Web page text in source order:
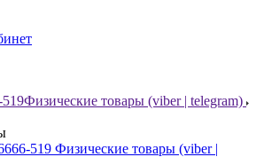
Физические товары (viber | telegram)
519 Физические товары (viber |